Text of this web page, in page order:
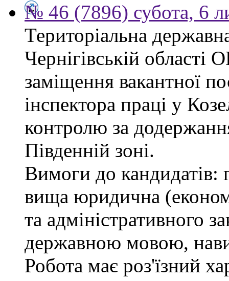
№ 46 (7896) субота, 6
Територіальна
Чернігівській
заміщення вакантної
інспектора праці у
контролю за
Південній зоні.
Вимоги до кандидатів:
вища юридична
та адміністративного
державною мовою,
Робота має роз'їзний